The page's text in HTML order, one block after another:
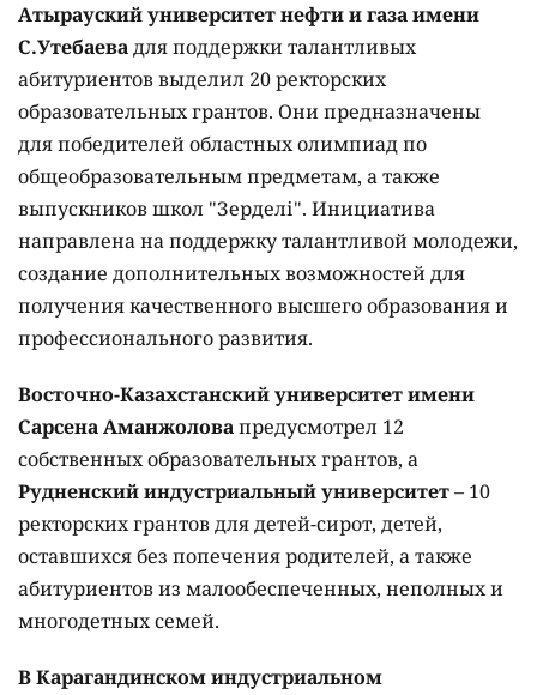
Атырауский университет нефти и газа имени
С.Утебаевадля поддержки талантливых
абитуриентов выделил 20 ректорских
образовательных грантов. Они предназначены
для победителей областных олимпиад по
общеобразовательным предметам, а также
выпускников школ "Зерделі". Инициатива
направлена на поддержку талантливой молодежи,
создание дополнительных возможностей для
получения качественного высшего образования и
профессионального развития.
Восточно-Казахстанский университет имени
Сарсена Аманжоловапредусмотрел 12
собственных образовательных грантов, а
Рудненский индустриальный университет– 10
ректорских грантов для детей-сирот, детей,
оставшихся без попечения родителей, а также
абитуриентов из малообеспеченных, неполных и
многодетных семей.
В Карагандинском индустриальном